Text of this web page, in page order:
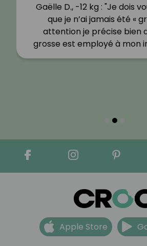
Gaëlle D., -12 kg : "Je dois
que je n’ai jamais été «
attention je précise bien
grosse est employé à mon
Apple Store